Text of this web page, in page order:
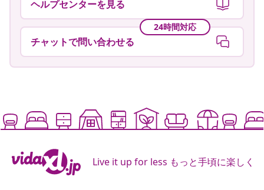
ヘルプセンターを見る
24時間対応
チャットで問い合わせる
Live it up for less もっと手頃に楽しく